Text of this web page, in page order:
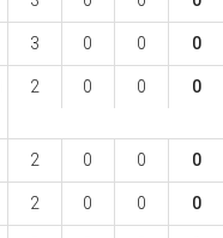
3 0 0 0
2 0 0 0
2 0 0 0
2 0 0 0